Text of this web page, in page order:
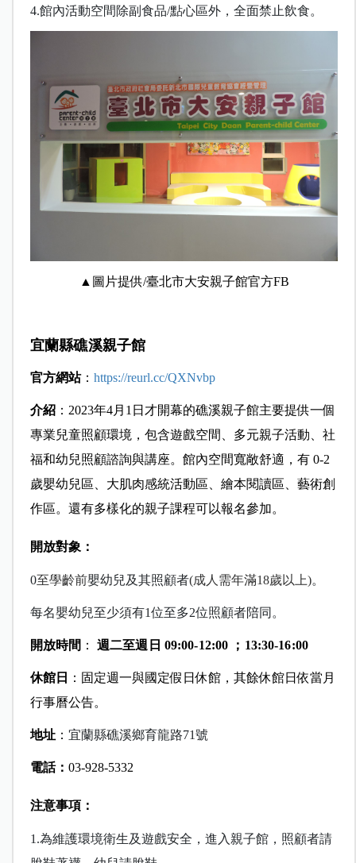
4.館內活動空間除副食品/點心區外，全面禁止飲食。
▲圖片提供/臺北市大安親子館官方FB
宜蘭縣礁溪親子館
官方網站： https://reurl.cc/QXNvbp
介紹： 2023年4月1日才開幕的礁溪親子館主要提供一個
專業兒童照顧環境，包含遊戲空間、多元親子活動、社
福和幼兒照顧諮詢與講座。館內空間寬敞舒適，有0-2
歲嬰幼兒區、大肌肉感統活動區、繪本閱讀區、藝術創
作區。還有多樣化的親子課程可以報名參加。
開放對象 ：
0至學齡前嬰幼兒及其照顧者(成人需年滿18歲以上)。
每名嬰幼兒至少須有1位至多2位照顧者陪同。
開放時間 ： 週二至週日 09:00-12:00 ； 13:30-16:00
休館日
：固定週一與國定假日休館，其餘休館日依當月
行事曆公告。
地址： 宜蘭縣礁溪鄉育龍路71號
電話： 03-928-5332
注意事項：
1.為維護環境衛生及遊戲安全，進入親子館，照顧者請